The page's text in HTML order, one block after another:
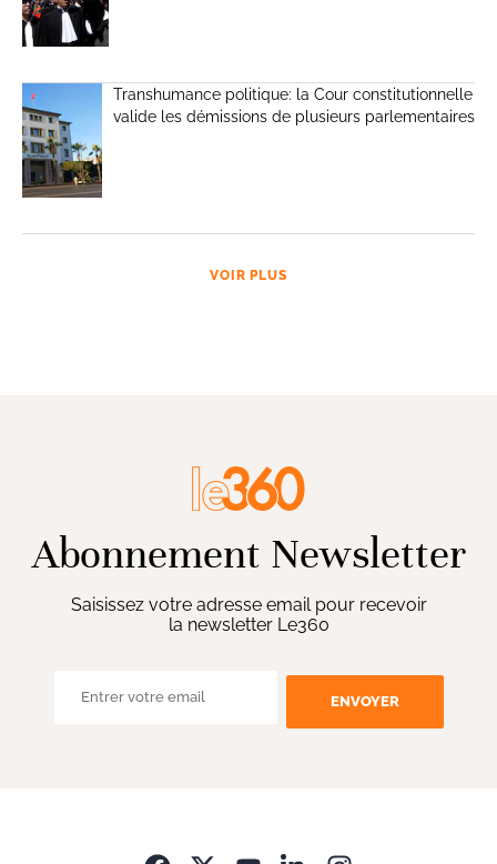
Transhumance politique: la Cour constitutionnelle
valide les démissions de plusieurs parlementaires
VOIR PLUS
Abonnement Newsletter
Saisissez votre adresse email pour recevoir
la newsletter Le360
ENVOYER